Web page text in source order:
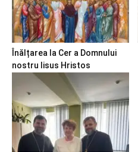
Înălțarea la Cer a Domnului
nostru Iisus Hristos